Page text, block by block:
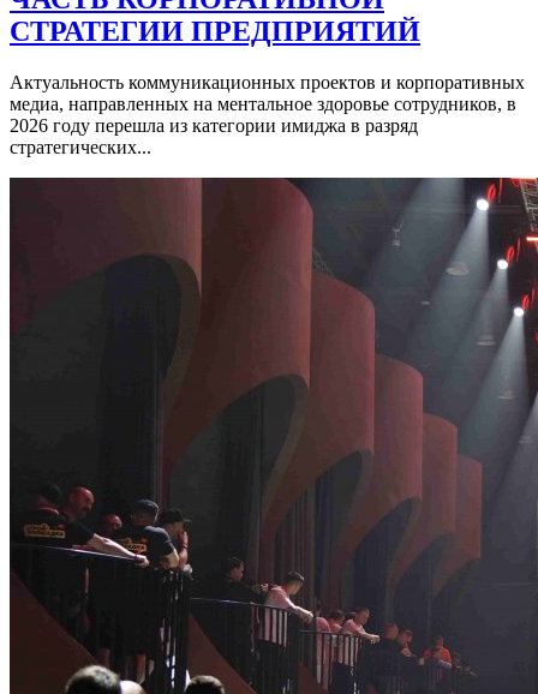
СТРАТЕГИИ ПРЕДПРИЯТИЙ
Актуальность коммуникационных проектов и корпоративных
медиа, направленных на ментальное здоровье сотрудников, в
2026 году перешла из категории имиджа в разряд
стратегических...